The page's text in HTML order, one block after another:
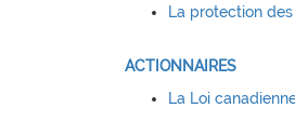
La protection
ACTIONNAIRES
La Loi